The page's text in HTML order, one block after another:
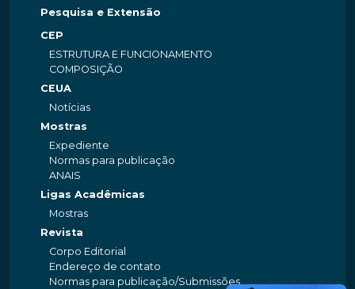
Pesquisa e Extensão
CEP
ESTRUTURA E FUNCIONAMENTO
COMPOSIÇÃO
CEUA
Notícias
Mostras
Expediente
Normas para publicação
ANAIS
Ligas Acadêmicas
Mostras
Revista
Corpo Editorial
Endereço de contato
Normas para publicação/Submissões